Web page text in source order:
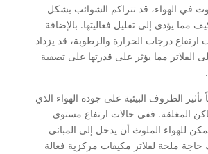
في الهواء، قد تتراكم الشوائب بشكل
مما يؤدي إلى تقليل فعاليتها. بالإضافة
درجات الحرارة والرطوبة، قد يزداد
الفلاتر مما يؤثر على قدرتها على تصفية
تأثير الظروف البيئية على جودة الهواء الذي
المغلقة. ففي حالات ارتفاع مستوى
للهواء الملوث أن يدخل إلى المباني
حاجة ملحة لفلاتر مكيفات مركزية فعالة